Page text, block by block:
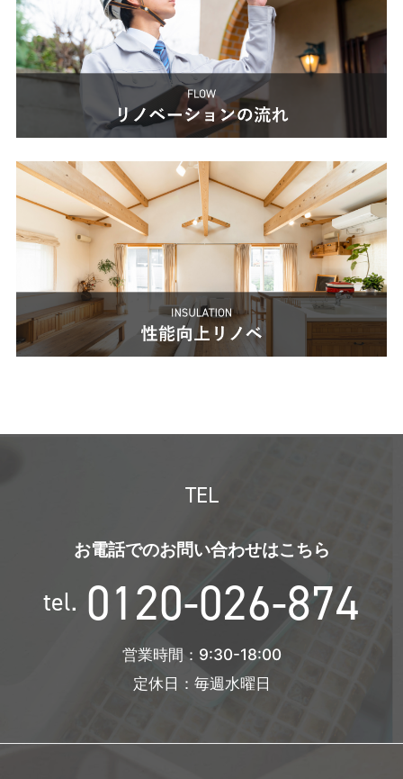
TEL
お電話でのお問い合わせはこちら
tel. 0120-026-874
営業時間：9:30-18:00
定休日：毎週水曜日